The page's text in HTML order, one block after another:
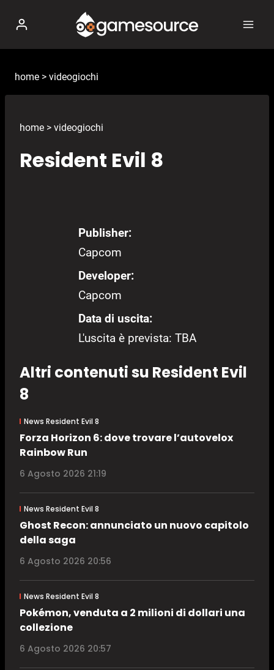
contenuto
home > videogiochi
home > videogiochi
Resident Evil 8
Publisher:
Capcom
Developer:
Capcom
Data di uscita:
L'uscita è prevista: TBA
Altri contenuti su Resident Evil
8
News Resident Evil 8
Forza Horizon 6: dove trovare l’autovelox
Rainbow Run
6 Agosto 2026 21:19
News Resident Evil 8
Ghost Recon: annunciato un nuovo capitolo
della saga
6 Agosto 2026 20:56
News Resident Evil 8
Pokémon, venduta a 2 milioni di dollari una
collezione
6 Agosto 2026 20:57